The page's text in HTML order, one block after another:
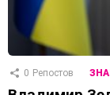
0 Репостов